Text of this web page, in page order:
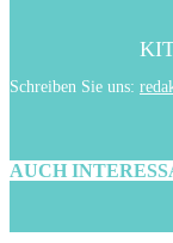
Schreiben Sie uns:
AUCH